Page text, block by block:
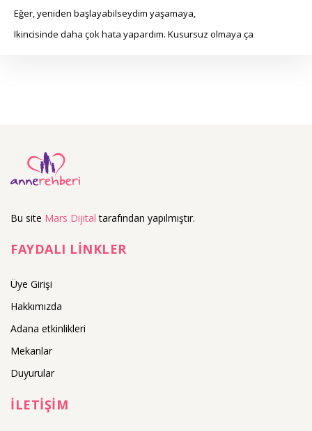
Eğer, yeniden başlayabilseydim yaşamaya,
Ikincisinde daha çok hata yapardım. Kusursuz olmaya ça
Bu site Mars Dijital tarafından yapılmıştır.
FAYDALI LİNKLER
Üye Girişi
Hakkımızda
Adana etkinlikleri
Mekanlar
Duyurular
İLETİŞİM